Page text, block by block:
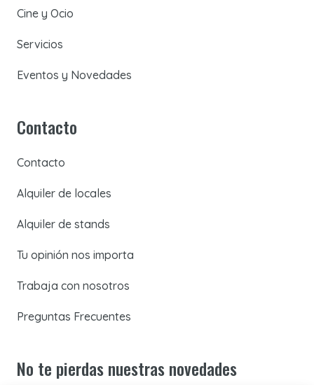
Cine y Ocio
Servicios
Eventos y Novedades
Contacto
Contacto
Alquiler de locales
Alquiler de stands
Tu opinión nos importa
Trabaja con nosotros
Preguntas Frecuentes
No te pierdas nuestras novedades